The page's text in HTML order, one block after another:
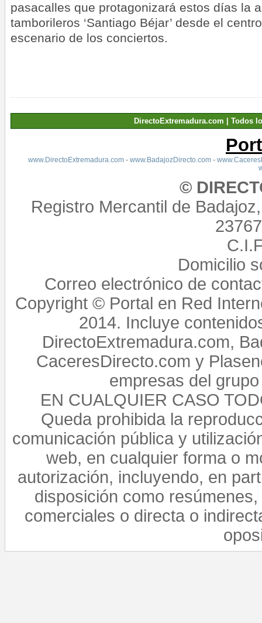
pasacalles que protagonizará estos días la
tamborileros ‘Santiago Béjar’ desde el
escenario de los conciertos.
DirectoExtremadura.com | Todos
www.DirectoExtremadura.com- www.BadajozDirecto.com-
©
Registro Mercantil de
Domicilio
Correo electrónico de
Copyright © Portal en Red
2014. Incluye
DirectoExtremadura.com,
CaceresDirecto.com y
empresas del
EN CUALQUIER CASO
Queda prohibida la
comunicación pública y
web, en cualquier forma o
autorización, incluyendo, en
disposición como
comerciales o directa o